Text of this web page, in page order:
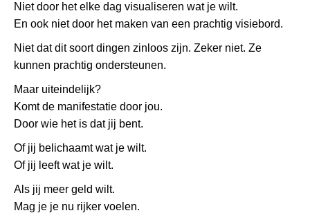
Niet door het elke dag visualiseren wat je wilt.
En ook niet door het maken van een prachtig visiebord.
Niet dat dit soort dingen zinloos zijn. Zeker niet. Ze
kunnen prachtig ondersteunen.
Maar uiteindelijk?
Komt de manifestatie door jou.
Door wie het is dat jij bent.
Of jij belichaamt wat je wilt.
Of jij leeft wat je wilt.
Als jij meer geld wilt.
Mag je je nu rijker voelen.